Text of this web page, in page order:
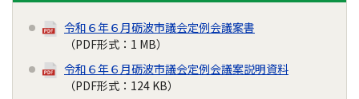
令和６年６月砺波市議会定例会議案書
（PDF形式：1 MB）
令和６年６月砺波市議会定例会議案説明資料
（PDF形式：124 KB）